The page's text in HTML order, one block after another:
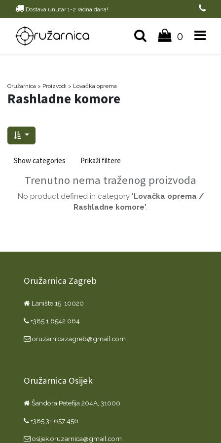
Dostava unutar 1-2 radna dana!
0
Oružarnica > Proizvodi > Lovačka oprema
Rashladne komore
Show categories Prikaži filtere
Trenutno nema traženog proizvoda
No product defined in category "Lovačka oprema /
Rashladne komore".
Oružarnica Zagreb
Lanište 15, 10020
+385 1 6542 064
oruzarnicazagreb@gmail.com
Oružarnica Osijek
Šandora Petefija 204A, 31000
+385 31 657 456
osijek.oruzarnica@gmail.com